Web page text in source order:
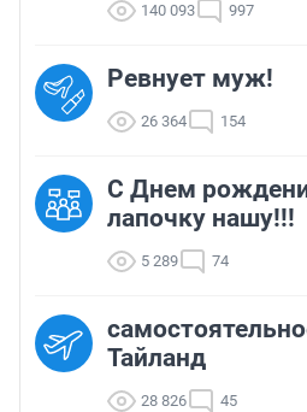
140 093 997
Ревнует муж!
26 364 154
С Днем
лапочку нашу!!!
5 289 74
Тайланд
28 826 45